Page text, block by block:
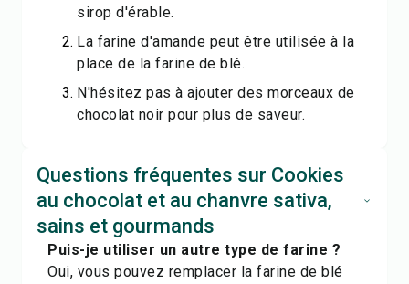
sirop d'érable.
La farine d'amande peut être utilisée à la
place de la farine de blé.
N'hésitez pas à ajouter des morceaux de
chocolat noir pour plus de saveur.
Questions fréquentes sur Cookies
au chocolat et au chanvre sativa,
sains et gourmands
Puis-je utiliser un autre type de farine ?
Oui, vous pouvez remplacer la farine de blé